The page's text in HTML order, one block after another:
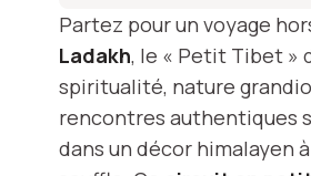
Partez pour un voyage
Ladakh, le « Petit Tibet »
spiritualité, nature
rencontres authentiques
dans un décor himalayen